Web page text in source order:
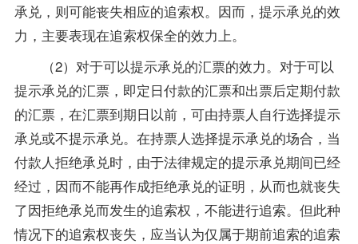
承兑，则可能丧失相应的追索权。因而，提示承兑的效
力，主要表现在追索权保全的效力上。
（2）对于可以提示承兑的汇票的效力。对于可以
提示承兑的汇票，即定日付款的汇票和出票后定期付款
的汇票，在汇票到期日以前，可由持票人自行选择提示
承兑或不提示承兑。在持票人选择提示承兑的场合，当
付款人拒绝承兑时，由于法律规定的提示承兑期间已经
经过，因而不能再作成拒绝承兑的证明，从而也就丧失
了因拒绝承兑而发生的追索权，不能进行追索。但此种
情况下的追索权丧失，应当认为仅属于期前追索的追索